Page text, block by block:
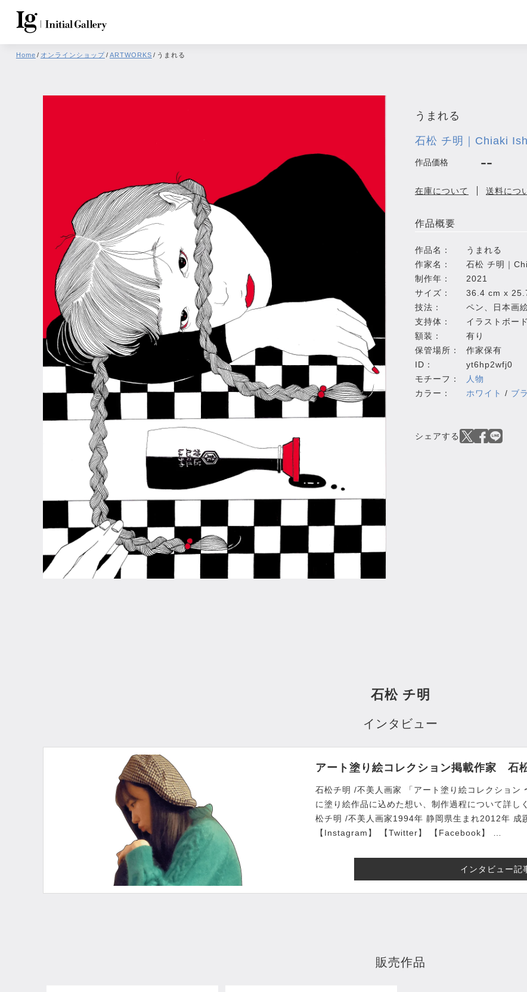
Home / オンラインショップ/ ARTWORKS / うまれる
うまれる
石松 チ明｜Chiaki
作品価格 --
在庫について 送料につ
作品概要
作品名：
うまれる
作家名：
石松 チ明｜
制作年：
2021
サイズ：
36.4 cm x
技法：
ペン、日本画
支持体：
イラストボード
額装：
有り
保管場所：
作家保有
ID：
yt6hp2wfj0
モチーフ：
人物
カラー：
ホワイト / ブ
石松 チ明
インタビュー
アート塗り絵コレクション掲載作家 石
石松チ明 /不美人画家 「アート塗り絵コレクション
に塗り絵作品に込めた想い、制作過程について詳
松チ明 /不美人画家1994年 静岡県生まれ2012年 成
【Instagram】 【Twitter】 【Facebook】 …
インタビュー記
販売作品